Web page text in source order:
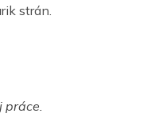
strán.
práce.